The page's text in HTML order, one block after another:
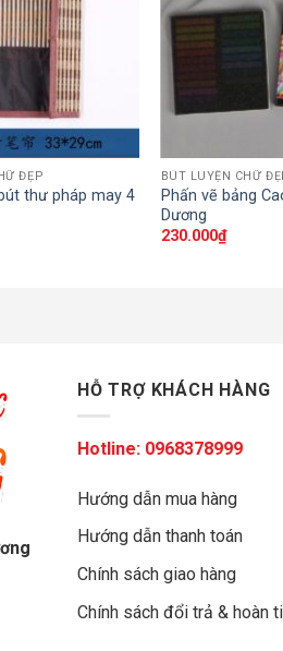
ĐẸP
thư pháp may 4
BÚT LUYỆN CHỮ
Phấn vẽ bảng
Dương
230.000₫
HỖ TRỢ KHÁCH HÀNG
Hotline: 0968378999
Hướng dẫn mua hàng
Hướng dẫn thanh toán
Chính sách giao hàng
Chính sách đổi trả & hoàn